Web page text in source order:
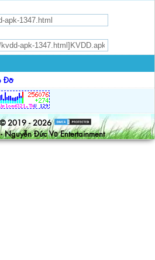
Đỡ
2019 - 2026
Nguyễn Đức Vũ Entertainment